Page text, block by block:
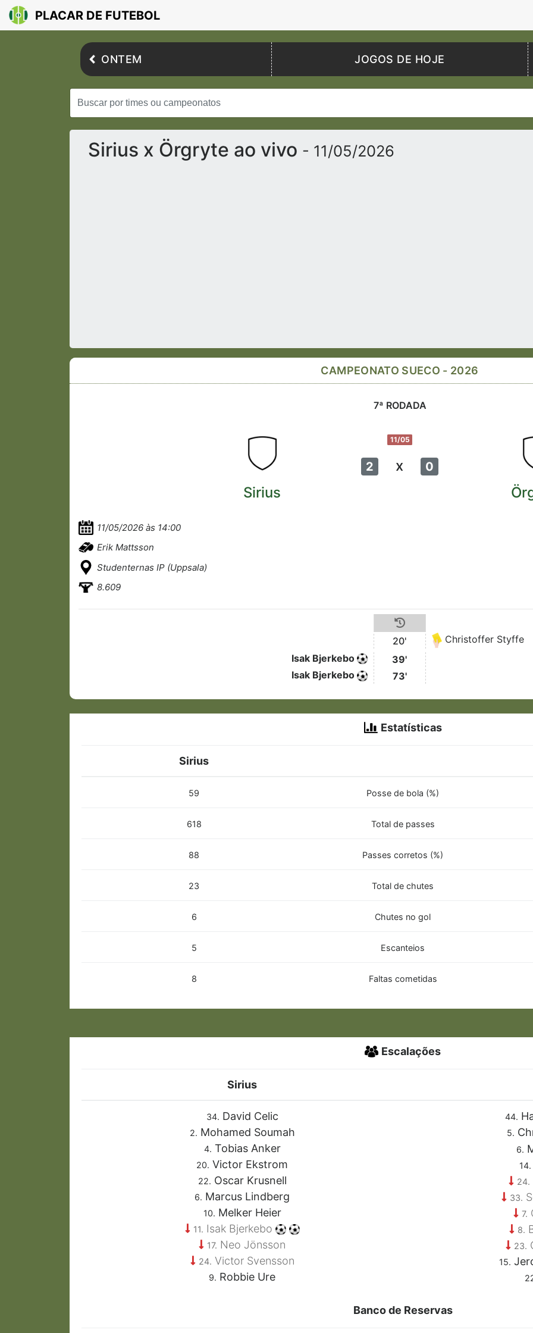
PLACAR DE FUTEBOL
ONTEM JOGOS DE HOJE
Sirius x Örgryte ao vivo - 11/05/2026
CAMPEONATO SUECO - 2026
7ª RODADA
11/05
2 x 0
Sirius
11/05/2026 às 14:00
Erik Mattsson
Studenternas IP (Uppsala)
8.609
20'
Christoffer Styffe
Isak Bjerkebo
39'
Isak Bjerkebo
73'
Estatísticas
Sirius
59 Posse de bola (%)
618 Total de passes
88 Passes corretos (%)
23 Total de chutes
6 Chutes no gol
5 Escanteios
8 Faltas cometidas
Escalações
Sirius
34. David Celic
2. Mohamed Soumah
4. Tobias Anker
20. Victor Ekstrom
22. Oscar Krusnell
6. Marcus Lindberg
10. Melker Heier
11. Isak Bjerkebo
17. Neo Jönsson
24. Victor Svensson
9. Robbie Ure
44.
5.
6.
14.
24.
33.
7.
8.
23.
15.
Banco de Reservas